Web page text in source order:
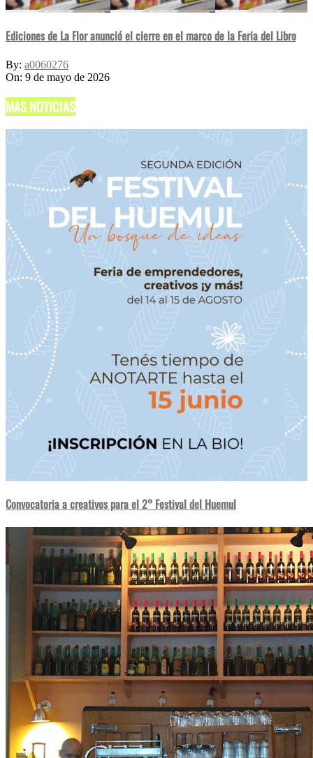
Ediciones de La Flor anunció el cierre en el marco de la Feria del Libro
By: a0060276
On: 9 de mayo de 2026
MAS NOTICIAS
Convocatoria a creativos para el 2° Festival del Huemul